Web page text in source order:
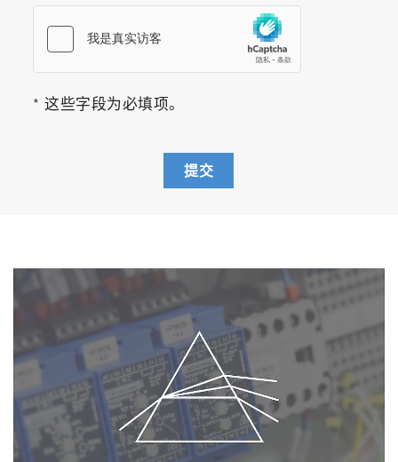
* 这些字段为必填项。
提交